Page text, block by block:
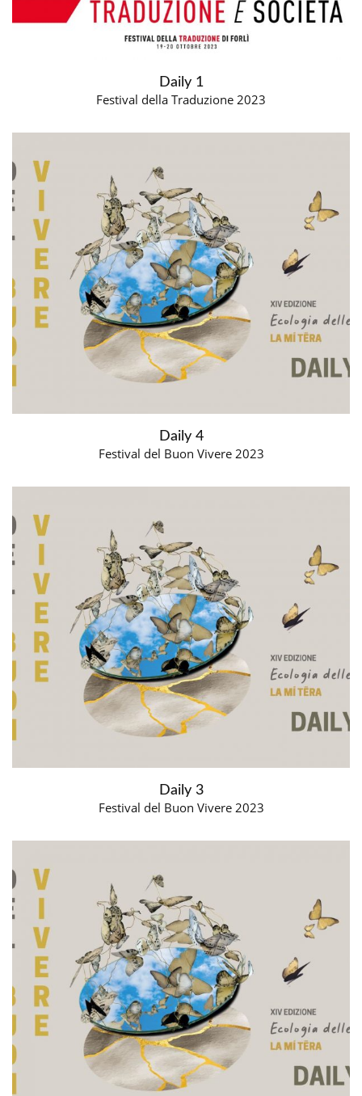
Daily 1
Festival della Traduzione 2023
Daily 4
Festival del Buon Vivere 2023
Daily 3
Festival del Buon Vivere 2023